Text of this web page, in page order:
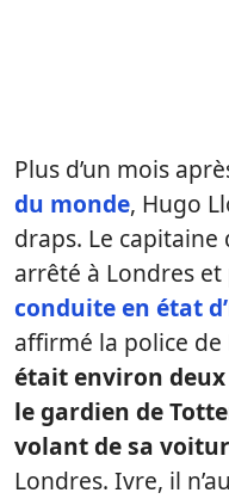
Plus d’un mois
du monde, Hugo
draps. Le capitaine
arrêté à Londres
conduite en état
affirmé la police de
était environ
le gardien de
volant de sa
Londres. Ivre, il